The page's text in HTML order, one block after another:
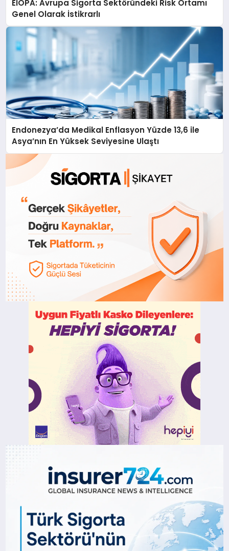
EIOPA: Avrupa Sigorta Sektöründeki Risk Ortamı
Genel Olarak İstikrarlı
Endonezya’da Medikal Enflasyon Yüzde 13,6 ile
Asya’nın En Yüksek Seviyesine Ulaştı